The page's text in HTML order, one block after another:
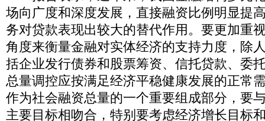
场向广度和深度发展，直接融资比例明显提
务对贷款表现出较大的替代作用。要更加重
角度来衡量金融对实体经济的支持力度，除
括企业发行债券和股票筹资、信托贷款、委
总量调控应按满足经济平稳健康发展的正常
作为社会融资总量的一个重要组成部分，要
主要目标相吻合，特别要考虑经济增长目标